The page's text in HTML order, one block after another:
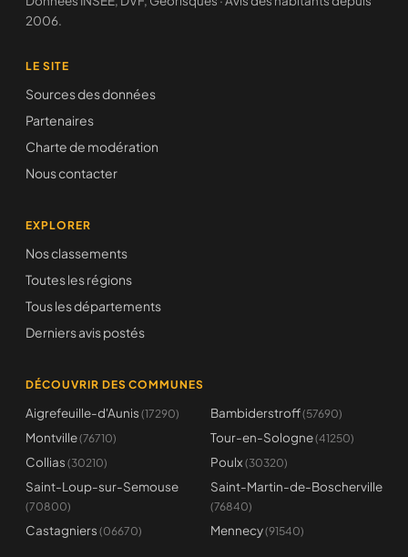
2006.
LE SITE
Sources des données
Partenaires
Charte de modération
Nous contacter
EXPLORER
Nos classements
Toutes les régions
Tous les départements
Derniers avis postés
DÉCOUVRIR DES COMMUNES
Aigrefeuille-d'Aunis (17290) Bambiderstroff(57690)
Montville(76710) Tour-en-Sologne(41250)
Collias (30210) Poulx (30320)
Saint-Loup-sur-Semouse
(70800)
Saint-Martin-de-Boscherville
(76840)
Castagniers (06670) Mennecy(91540)